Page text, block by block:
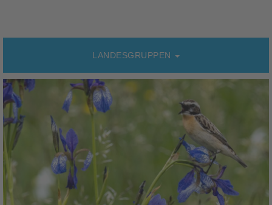
LANDESGRUPPEN